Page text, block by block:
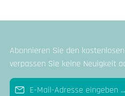
Abonnieren Sie den
verpassen Sie keine Neuigkeit
E-Mail-Adresse*